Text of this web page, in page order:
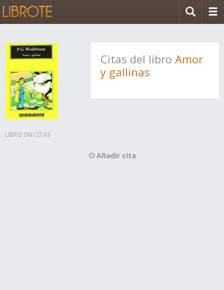
Citas del libroAmor
y gallinas
LIBRO SIN CITAS
Añadir cita